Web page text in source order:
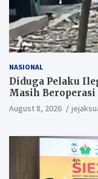
NASIONAL
Diduga Pelaku
Masih Beroperasi
Penegak Hukum
Pengurus.
August 8, 2026